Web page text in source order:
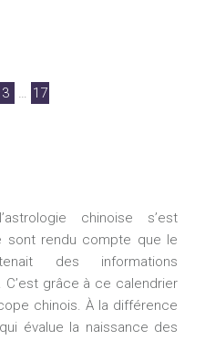
3 … 17
chinoise s’est
sont rendu compte que le
des informations
grâce à ce calendrier
chinois. À la différence
évalue la naissance des